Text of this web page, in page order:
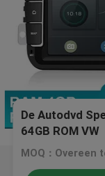
De Autodvd
64GB ROM VW